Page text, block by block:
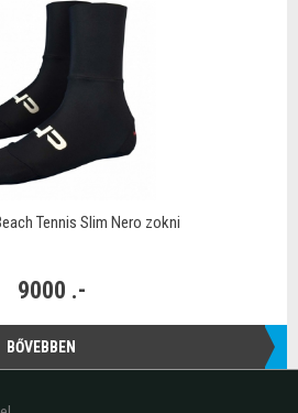
Tennis Slim Nero zokni
9000 .-
BŐVEBBEN